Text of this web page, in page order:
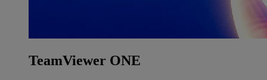
TeamViewer ONE